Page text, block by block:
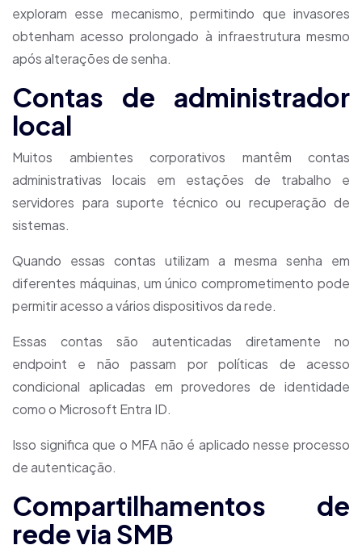
exploram esse mecanismo, permitindo que invasores
obtenham acesso prolongado à infraestrutura mesmo
após alterações de senha.
Contas de administrador
local
Muitos ambientes corporativos mantêm contas
administrativas locais em estações de trabalho e
servidores para suporte técnico ou recuperação de
sistemas.
Quando essas contas utilizam a mesma senha em
diferentes máquinas, um único comprometimento pode
permitir acesso a vários dispositivos da rede.
Essas contas são autenticadas diretamente no
endpoint e não passam por políticas de acesso
condicional aplicadas em provedores de identidade
como o Microsoft Entra ID.
Isso significa que o MFA não é aplicado nesse processo
de autenticação.
Compartilhamentos de
rede via SMB